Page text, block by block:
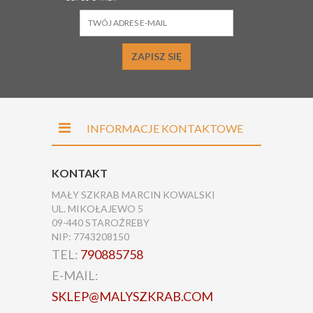
ZAPISZ SIĘ
INFORMACJE KONTAKTOWE
KONTAKT
MAŁY SZKRAB MARCIN KOWALSKI
UL. MIKOŁAJEWO 5
09-440 STAROŹREBY
NIP: 7743208150
TEL: 790885758
E-MAIL:
SKLEP@MALYSZKRAB.COM